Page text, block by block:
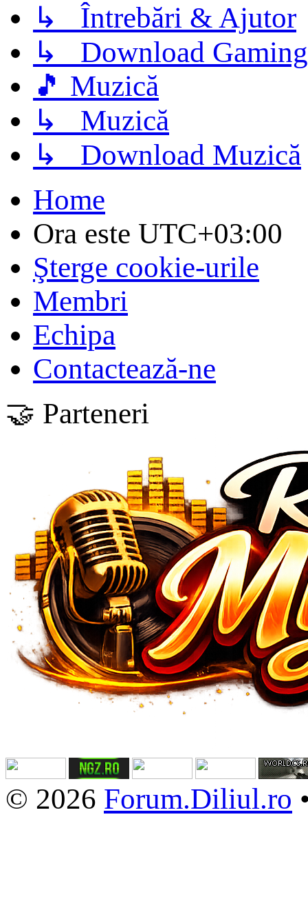
↳ Întrebări & Ajutor
↳ Download Gaming
🎵 Muzică
↳ Muzică
↳ Download Muzică
Home
Ora este UTC+03:00
Şterge cookie-urile
Membri
Echipa
Contactează-ne
🤝 Parteneri
© 2026 Forum.Diliul.ro